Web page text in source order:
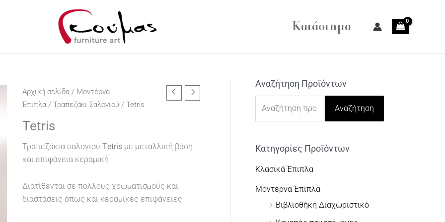
Κατάστημα
Αρχική σελίδα/ Μοντέρνα
Έπιπλα/ Τραπεζάκι Σαλονιού / Tetris
Tetris
Τραπεζάκια σαλονιού Tetris με μεταλλική βάση
και επιφάνεια κεραμική
Διατίθενται σε πολλούς χρωματισμούς και
διαστάσεις όπως και κεραμικές επιφάνειες
Αναζήτηση Προϊόντων
Α
ή
τ
Αναζήτηση
Κατηγορίες Προϊόντων
Κλασικά Έπιπλα
Μοντέρνα Έπιπλα
Βιβλιοθήκη Διαχωριστικό